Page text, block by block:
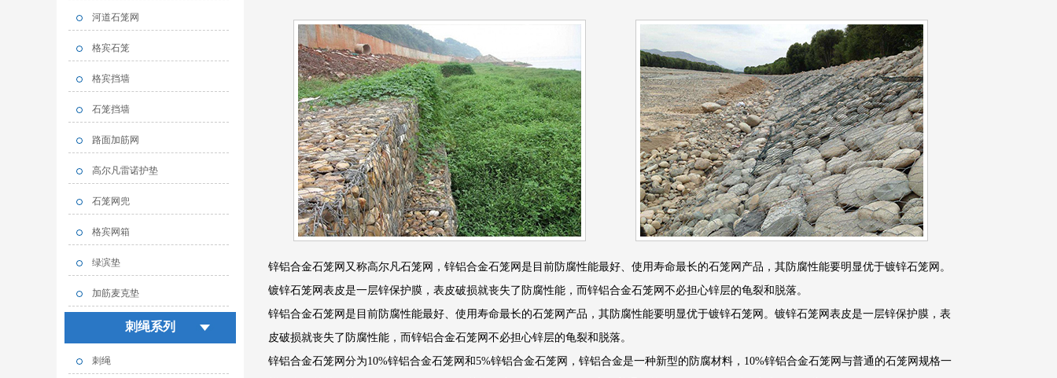
河道石笼网
格宾石笼
格宾挡墙
石笼挡墙
路面加筋网
高尔凡雷诺护垫
石笼网兜
格宾网箱
绿滨垫
加筋麦克垫
刺绳系列
刺绳
锌铝合金石笼网又称高尔凡石笼网，锌铝合金石笼网是目前防腐性能最好、使用寿命最长的石笼网产品，其防腐性能要明显优于镀锌石笼网。
镀锌石笼网表皮是一层锌保护膜，表皮破损就丧失了防腐性能，而锌铝合金石笼网不必担心锌层的龟裂和脱落。
锌铝合金石笼网是目前防腐性能最好、使用寿命最长的石笼网产品，其防腐性能要明显优于镀锌石笼网。镀锌石笼网表皮是一层锌保护膜，表
皮破损就丧失了防腐性能，而锌铝合金石笼网不必担心锌层的龟裂和脱落。
锌铝合金石笼网分为10%锌铝合金石笼网和5%锌铝合金石笼网，锌铝合金是一种新型的防腐材料，10%锌铝合金石笼网与普通的石笼网规格一